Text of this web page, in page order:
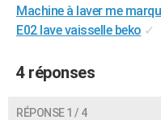
FORUM
Machine à laver me
E02 lave vaisselle beko ✓
4 réponses
RÉPONSE 1 / 4